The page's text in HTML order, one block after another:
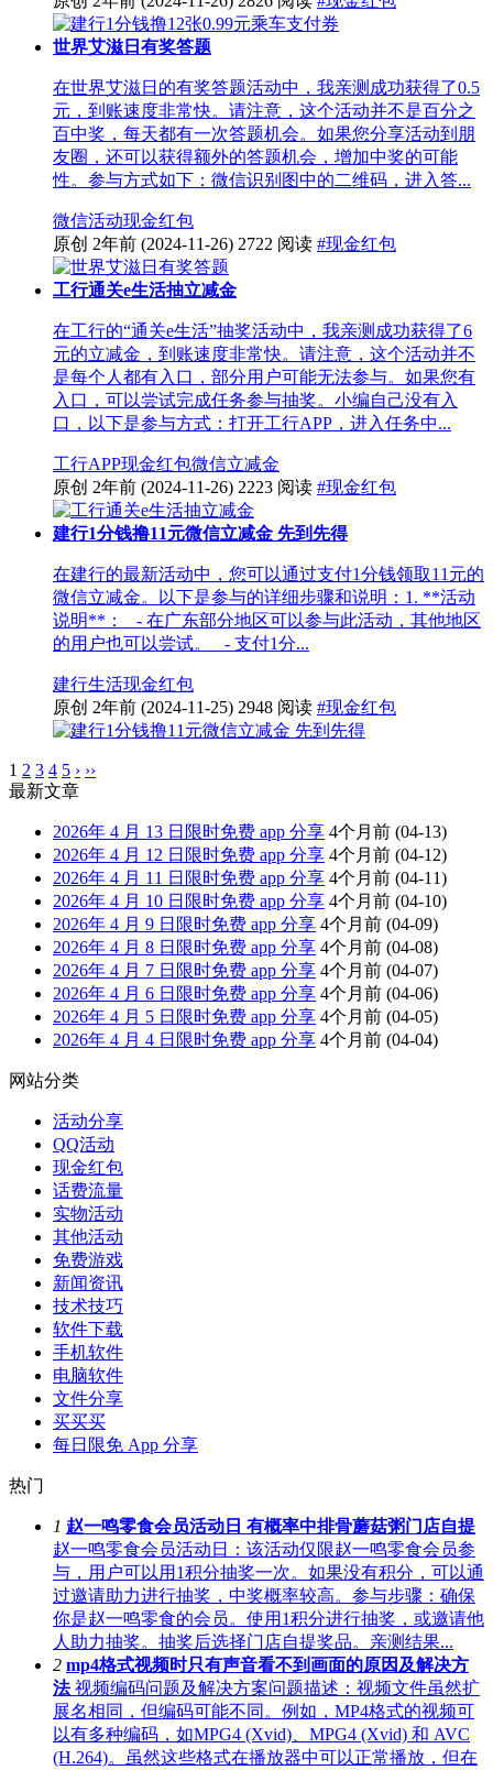
世界艾滋日有奖答题
在世界艾滋日的有奖答题活动中，我亲测成功获得了0.5
元，到账速度非常快。请注意，这个活动并不是百分之
百中奖，每天都有一次答题机会。如果您分享活动到朋
友圈，还可以获得额外的答题机会，增加中奖的可能
性。参与方式如下：微信识别图中的二维码，进入答...
微信活动现金红包
原创 2年前 (2024-11-26) 2722 阅读 #现金红包
工行通关e生活抽立减金
在工行的“通关e生活”抽奖活动中，我亲测成功获得了6
元的立减金，到账速度非常快。请注意，这个活动并不
是每个人都有入口，部分用户可能无法参与。如果您有
入口，可以尝试完成任务参与抽奖。小编自己没有入
口，以下是参与方式：打开工行APP，进入任务中...
工行APP现金红包微信立减金
原创 2年前 (2024-11-26) 2223 阅读 #现金红包
建行1分钱撸11元微信立减金 先到先得
在建行的最新活动中，您可以通过支付1分钱领取11元的
微信立减金。以下是参与的详细步骤和说明：1. **活动
说明**： - 在广东部分地区可以参与此活动，其他地区
的用户也可以尝试。 - 支付1分...
建行生活现金红包
原创 2年前 (2024-11-25) 2948 阅读 #现金红包
1 2 3 4 5 › ››
最新文章
2026年 4 月 13 日限时免费 app 分享 4个月前 (04-13)
2026年 4 月 12 日限时免费 app 分享 4个月前 (04-12)
2026年 4 月 11 日限时免费 app 分享 4个月前 (04-11)
2026年 4 月 10 日限时免费 app 分享 4个月前 (04-10)
2026年 4 月 9 日限时免费 app 分享 4个月前 (04-09)
2026年 4 月 8 日限时免费 app 分享 4个月前 (04-08)
2026年 4 月 7 日限时免费 app 分享 4个月前 (04-07)
2026年 4 月 6 日限时免费 app 分享 4个月前 (04-06)
2026年 4 月 5 日限时免费 app 分享 4个月前 (04-05)
2026年 4 月 4 日限时免费 app 分享 4个月前 (04-04)
网站分类
活动分享
QQ活动
现金红包
话费流量
实物活动
其他活动
免费游戏
新闻资讯
技术技巧
软件下载
手机软件
电脑软件
文件分享
买买买
每日限免 App 分享
热门
1 赵一鸣零食会员活动日 有概率中排骨蘑菇粥门店自提
赵一鸣零食会员活动日：该活动仅限赵一鸣零食会员参
与，用户可以用1积分抽奖一次。如果没有积分，可以通
过邀请助力进行抽奖，中奖概率较高。参与步骤：确保
你是赵一鸣零食的会员。使用1积分进行抽奖，或邀请他
人助力抽奖。抽奖后选择门店自提奖品。亲测结果...
2 mp4格式视频时只有声音看不到画面的原因及解决方
法视频编码问题及解决方案问题描述：视频文件虽然扩
展名相同，但编码可能不同。例如，MP4格式的视频可
以有多种编码，如MPG4 (Xvid)、MPG4 (Xvid) 和 AVC
(H.264)。虽然这些格式在播放器中可以正常播放，但在